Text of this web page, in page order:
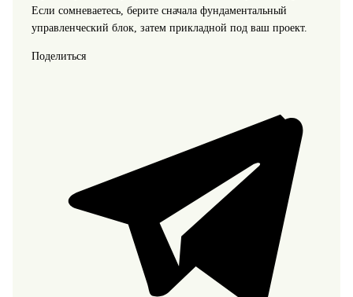
Если сомневаетесь, берите сначала фундаментальный
управленческий блок, затем прикладной под ваш проект.
Поделиться